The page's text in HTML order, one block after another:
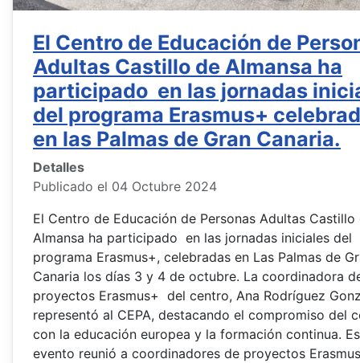
El Centro de Educación de
Adultas Castillo de Almansa ha
participado en las jornadas
del programa Erasmus+
en las Palmas de Gran Canaria.
Detalles
Publicado el 04 Octubre 2024
El Centro de Educación de Personas Adultas Castillo
Almansa ha participado en las jornadas iniciales del
programa Erasmus+, celebradas en Las Palmas de
Canaria los días 3 y 4 de octubre. La coordinadora
proyectos Erasmus+ del centro, Ana Rodríguez
representó al CEPA, destacando el compromiso del
con la educación europea y la formación continua.
evento reunió a coordinadores de proyectos